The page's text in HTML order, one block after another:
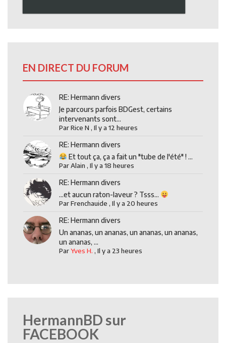
EN DIRECT DU FORUM
RE: Hermann divers
Je parcours parfois BDGest, certains
intervenants sont...
ParRice N ,Il y a 12 heures
RE: Hermann divers
Et tout ça, ça a fait un "tube de l'été" ! ...
ParAlain ,Il y a 18 heures
RE: Hermann divers
...et aucun raton-laveur ? Tsss...
ParFrenchauide ,Il y a 20 heures
RE: Hermann divers
Un ananas, un ananas, un ananas, un ananas,
un ananas, ...
ParYves H. ,Il y a 23 heures
HermannBD sur
FACEBOOK